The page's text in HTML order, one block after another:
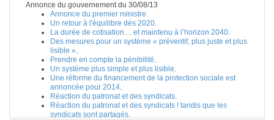
Annonce du gouvernement du 30/08/13
Annonce du premier ministre.
Un retour à l'équilibre dès 2020.
La durée de cotisation… et maintenu à l’horizon 2040.
Des mesures pour un système « préventif, plus juste et plus
lisible ».
Prendre en compte la pénibilité.
Un système plus simple et plus lisible.
Une réforme du financement de la protection sociale est
annoncée pour 2014.
Réaction du patronat et des syndicats.
Réaction du patronat et des syndicats ! tandis que les
syndicats sont partagés.